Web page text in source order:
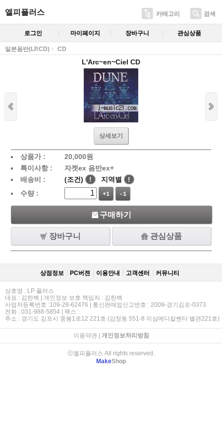
엘피플러스 카테고리 검색
로그인 마이페이지 장바구니 관심상품
일본음반(LP.CD) CD
L'Arc~en~Ciel CD
상세보기
상품가 : 20,000원
특이사항 :
자켓ex 음반ex+
배송비 :
(조건) ! 지역별
!
수량 :
+1 -1
구매하기
장바구니 관심상품
상점정보 PC버젼 이용안내 고객센터 커뮤니티
상호명 : LP 플러스
대표 : 김한백 | 개인정보 보호 책임자 : 김한백
사업자등록번호 :109-28-62476 | 통신판매업신고번호 : 2009-경기김포-0373
전화 : 031-988-5854 | 팩스 :
주소 : 경기도 김포시 중봉1로12 221호 (감정동 551-8 이삼메디칼쎈타 별관221호)
이용약관| 개인정보처리방침
ⓒ엘피플러스 All rights reserved.
MakeShop